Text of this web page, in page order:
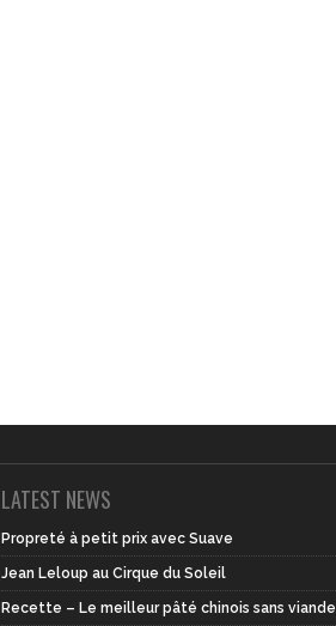
LATEST NEWS
Propreté à petit prix avec Suave
Jean Leloup au Cirque du Soleil
Recette – Le meilleur pâté chinois sans viande